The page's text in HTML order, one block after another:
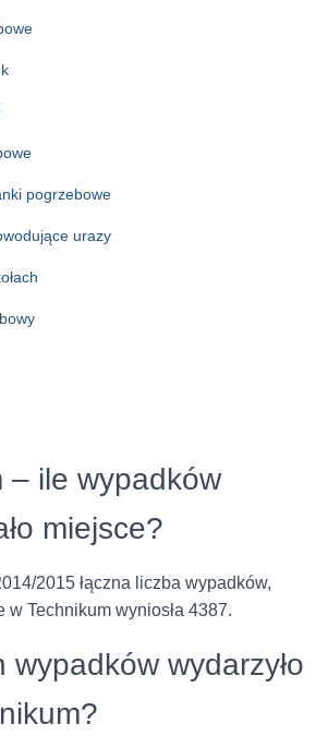
pogrzebowe
urazy
– ile wypadków
miejsce?
2015 łączna liczba wypadków,
w Technikum wyniosła 4387.
wypadków wydarzyło